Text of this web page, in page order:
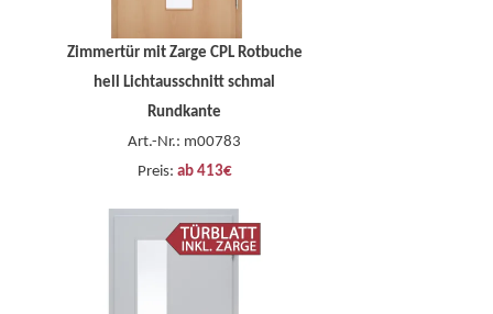
Zimmertür mit Zarge CPL Rotbuche
hell Lichtausschnitt schmal
Rundkante
Art.-Nr.: m00783
Preis: ab 413€